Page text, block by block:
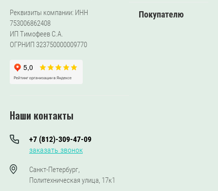
Покупателю
Реквизиты компании: ИНН
753006862408
ИП Тимофеев С.А.
ОГРНИП 323750000009770
Наши контакты
+7 (812)-309-47-09
заказать звонок
Санкт-Петербург,
Политехническая улица, 17к1